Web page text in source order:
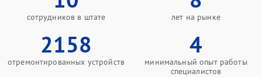
сотрудников в штате лет на рынке
2158
отремонтированных устройств
4
минимальный опыт работы
специалистов